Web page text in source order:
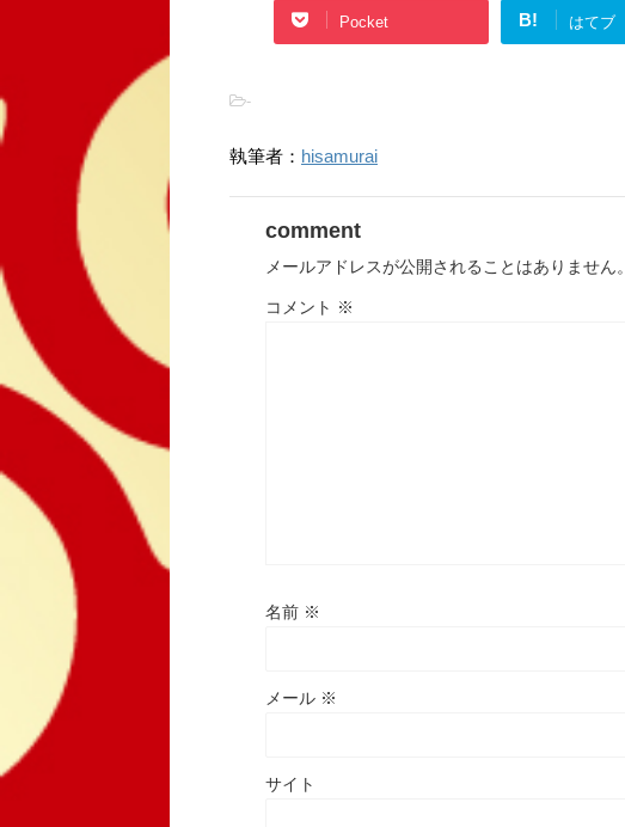
Pocket B! はてブ
-
執筆者： hisamurai
comment
メールアドレスが公開されることはありません。
コメント ※
名前 ※
メール ※
サイト